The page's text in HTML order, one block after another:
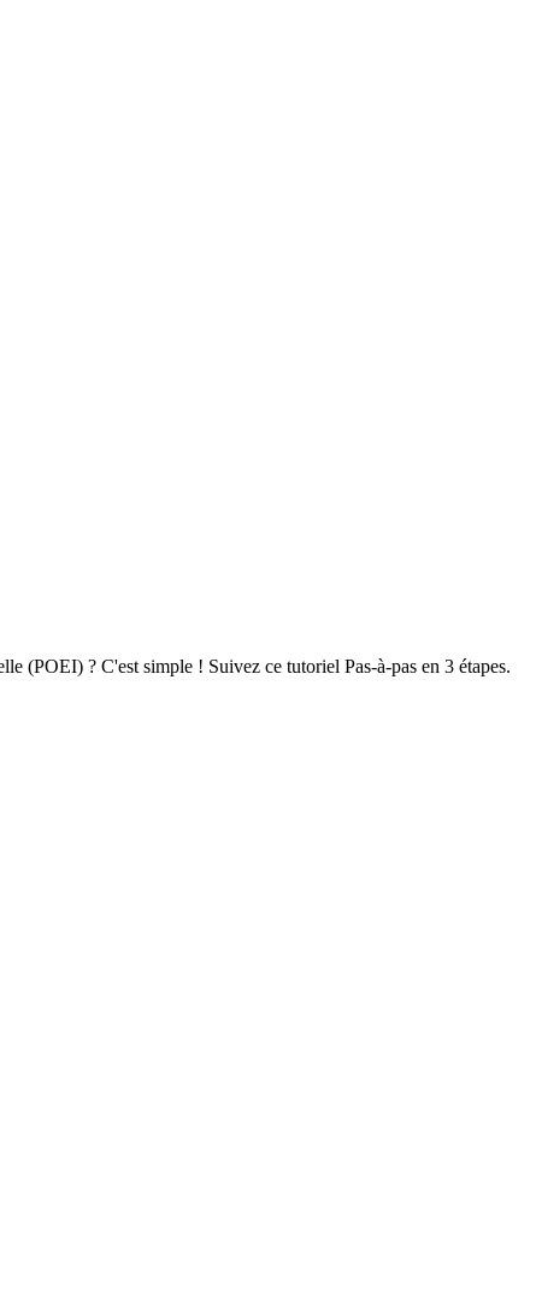
(POEI) ? C'est simple ! Suivez ce tutoriel Pas-à-pas en 3 étapes.